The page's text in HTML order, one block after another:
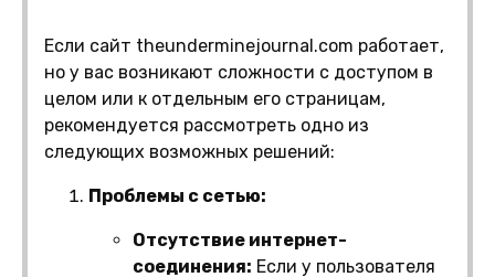
Если сайт theunderminejournal.com работает,
но у вас возникают сложности с доступом в
целом или к отдельным его страницам,
рекомендуется рассмотреть одно из
следующих возможных решений:
Проблемы с сетью:
Отсутствие интернет-
соединения: Если у пользователя